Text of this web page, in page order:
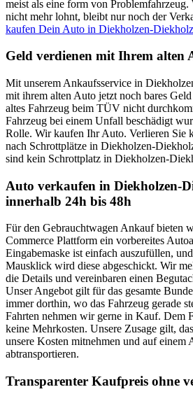
meist als eine form von Problemfahrzeug.
nicht mehr lohnt, bleibt nur noch der
kaufen Dein Auto in Diekholzen-
Geld verdienen mit Ihrem alten
Mit unserem Ankaufsservice in
mit ihrem alten Auto jetzt noch bares
altes Fahrzeug beim TÜV nicht
Fahrzeug bei einem Unfall beschädigt
Rolle. Wir kaufen Ihr Auto. Verlieren Sie
nach Schrottplätze in Diekholzen-
sind kein Schrottplatz in Diekholzen-
Auto verkaufen in Diekholzen-
innerhalb 24h bis 48h
Für den Gebrauchtwagen Ankauf bieten
Commerce Plattform ein vorbereites
Eingabemaske ist einfach auszufüllen,
Mausklick wird diese abgeschickt. Wir
die Details und vereinbaren einen
Unser Angebot gilt für das gesamte
immer dorthin, wo das Fahrzeug gerade
Fahrten nehmen wir gerne in Kauf. Dem
keine Mehrkosten. Unsere Zusage gilt,
unsere Kosten mitnehmen und auf einem
abtransportieren.
Transparenter Kaufpreis ohne